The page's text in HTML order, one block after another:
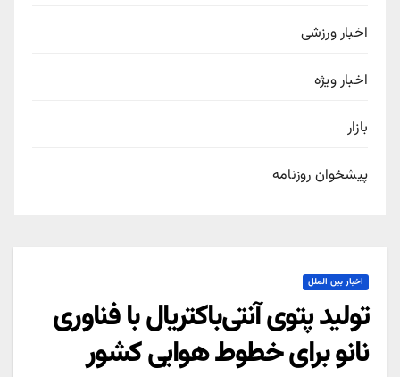
اخبار ورزشی
اخبار ویژه
بازار
پیشخوان روزنامه
اخبار بین الملل
تولید پتوی آنتی‌باکتریال با فناوری
نانو برای خطوط هوایی کشور